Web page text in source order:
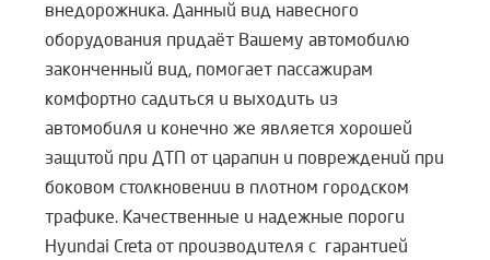
внедорожника. Данный вид навесного
оборудования придаёт Вашему автомобилю
законченный вид, помогает пассажирам
комфортно садиться и выходить из
автомобиля и конечно же является хорошей
защитой при ДТП от царапин и повреждений при
боковом столкновении в плотном городском
трафике. Качественные и надежные пороги
Hyundai Creta от производителя с гарантией